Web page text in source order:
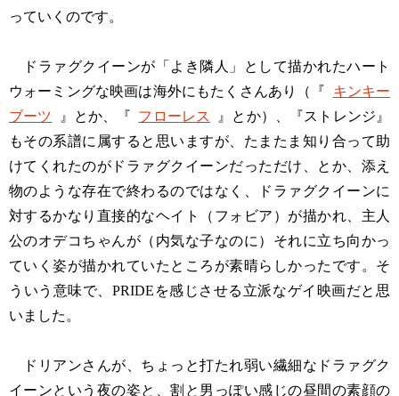
っていくのです。
ドラァグクイーンが「よき隣人」として描かれたハート
ウォーミングな映画は海外にもたくさんあり（『
キンキー
ブーツ
』とか、『 フローレス
』とか）、『ストレンジ』
もその系譜に属すると思いますが、たまたま知り合って助
けてくれたのがドラァグクイーンだっただけ、とか、添え
物のような存在で終わるのではなく、ドラァグクイーンに
対するかなり直接的なヘイト（フォビア）が描かれ、主人
公のオデコちゃんが（内気な子なのに）それに立ち向かっ
ていく姿が描かれていたところが素晴らしかったです。そ
ういう意味で、PRIDEを感じさせる立派なゲイ映画だと思
いました。
ドリアンさんが、ちょっと打たれ弱い繊細なドラァグク
イーンという夜の姿と、割と男っぽい感じの昼間の素顔の